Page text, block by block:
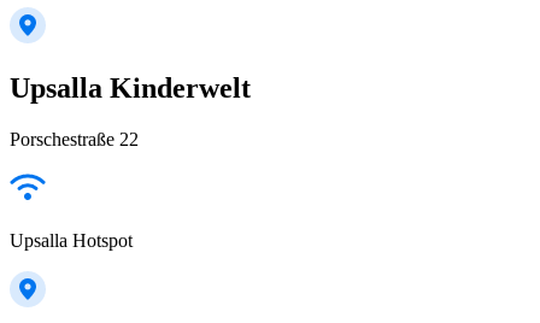
Upsalla Kinderwelt
Porschestraße 22
Upsalla Hotspot